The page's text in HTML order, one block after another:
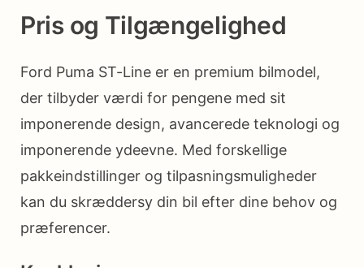
Pris og Tilgængelighed
Ford Puma ST-Line er en premium bilmodel,
der tilbyder værdi for pengene med sit
imponerende design, avancerede teknologi og
imponerende ydeevne. Med forskellige
pakkeindstillinger og tilpasningsmuligheder
kan du skræddersy din bil efter dine behov og
præferencer.